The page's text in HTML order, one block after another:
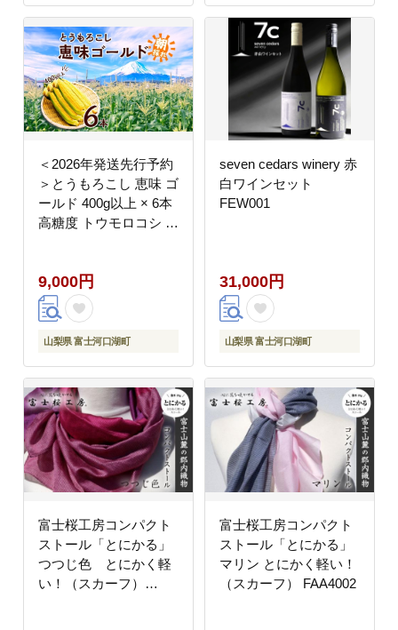
＜2026年発送先行予約
＞とうもろこし 恵味 ゴ
ールド 400g以上 × 6本
高糖度 トウモロコシ ス
甘い ジューシー 野菜
おやつ 旬 産地直送 送
料無料 湖南野菜出荷組
合 山梨県 富士河口湖町
9,000円
山梨県 富士河口湖町
seven cedars winery 赤
白ワインセット
FEW001
31,000円
山梨県 富士河口湖町
富士桜工房コンパクト
ストール「とにかる」
つつじ色 とにかく軽
い！（スカーフ）
富士桜工房コンパクト
ストール「とにかる」
マリン とにかく軽い！
（スカーフ） FAA4002